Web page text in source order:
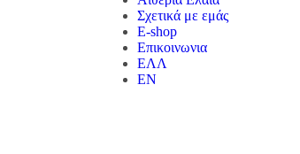
Σχετικά με εμάς
E-shop
Επικοινωνια
ΕΛΛ
EN